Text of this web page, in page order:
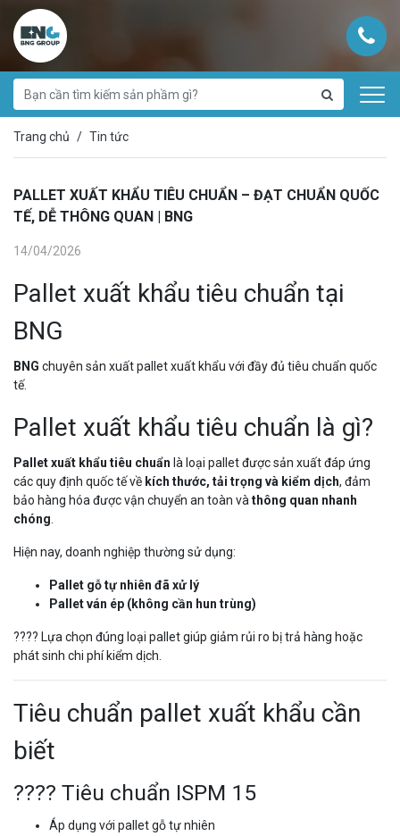
Trang chủ Tin tức
PALLET XUẤT KHẨU TIÊU CHUẨN – ĐẠT CHUẨN QUỐC
TẾ, DỄ THÔNG QUAN | BNG
14/04/2026
Pallet xuất khẩu tiêu chuẩn tại
BNG
BNG chuyên sản xuất pallet xuất khẩu với đầy đủ tiêu chuẩn quốc
tế.
Pallet xuất khẩu tiêu chuẩn là gì?
Pallet xuất khẩu tiêu chuẩn là loại pallet được sản xuất đáp ứng
các quy định quốc tế về kích thước, tải trọng và kiểm dịch, đảm
bảo hàng hóa được vận chuyển an toàn và thông quan nhanh
chóng
Hiện nay, doanh nghiệp thường sử dụng:
Pallet gỗ tự nhiên đã xử lý
Pallet ván ép (không cần hun trùng)
???? Lựa chọn đúng loại pallet giúp giảm rủi ro bị trả hàng hoặc
phát sinh chi phí kiểm dịch.
Tiêu chuẩn pallet xuất khẩu cần
biết
???? Tiêu chuẩn ISPM 15
Áp dụng với pallet gỗ tự nhiên